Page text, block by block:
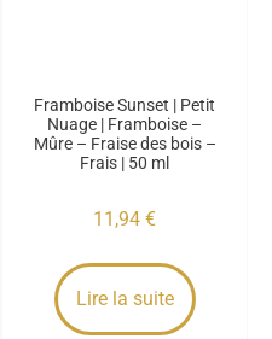
Framboise Sunset | Petit
Nuage | Framboise –
Mûre – Fraise des bois –
Frais | 50 ml
11,94 €
Lire la suite